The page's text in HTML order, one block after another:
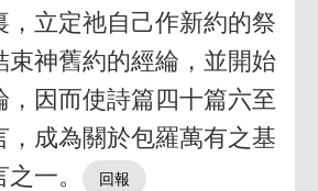
，立定祂自己作新約的祭
束神舊約的經綸，並開始
，因而使詩篇四十篇六至
，成為關於包羅萬有之基
一。